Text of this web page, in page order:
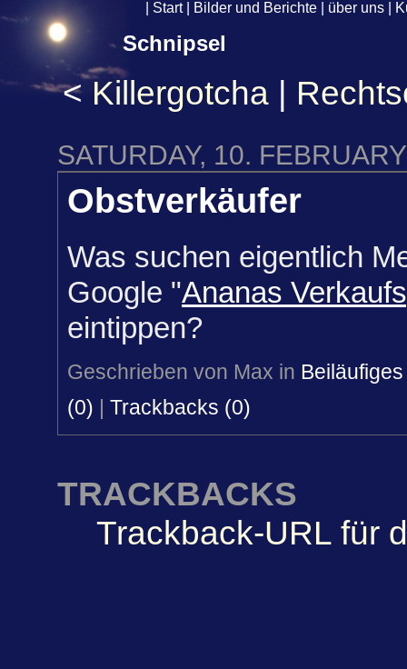
Start| Bilder und Berichte über uns
Schnipsel
< Killergotcha |
SATURDAY, 10.
Obstverkäufer
Was suchen eigentlich
Google "Ananas
eintippen?
Geschrieben von Max in Beiläufiges
(0)
Trackbacks (0)
TRACKBACKS
Trackback-URL für